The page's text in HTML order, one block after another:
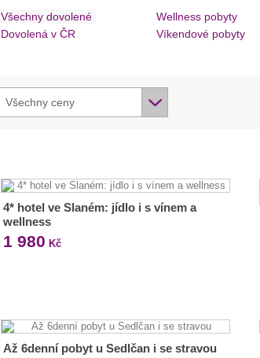
Všechny dovolené
Dovolená v ČR
Wellness pobyty
Víkendové pobyty
Všechny ceny
4* hotel ve Slaném: jídlo i s vínem a
wellness
1 980 Kč
Až 6denní pobyt u Sedlčan i se stravou